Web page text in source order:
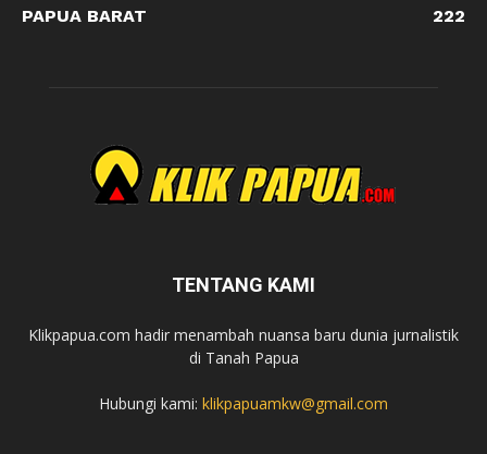
PAPUA BARAT
222
TENTANG KAMI
Klikpapua.com hadir menambah nuansa baru dunia jurnalistik
di Tanah Papua
Hubungi kami: klikpapuamkw@gmail.com